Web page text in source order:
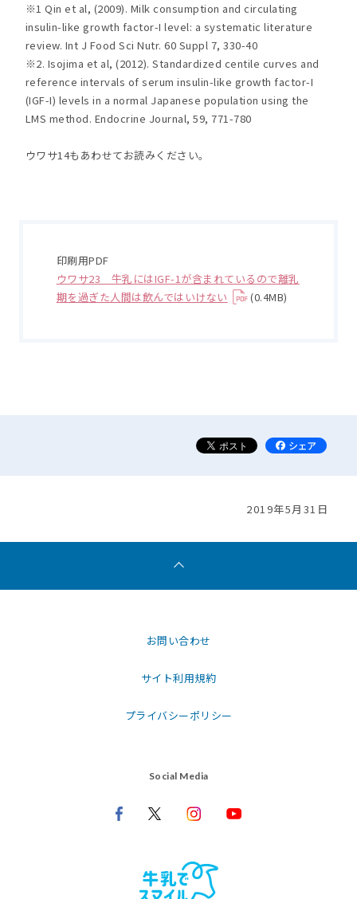
※1 Qin et al, (2009). Milk consumption and circulating
insulin-like growth factor-I level: a systematic literature
review. Int J Food Sci Nutr. 60 Suppl 7, 330-40
※2. Isojima et al, (2012). Standardized centile curves and
reference intervals of serum insulin-like growth factor-I
(IGF-I) levels in a normal Japanese population using the
LMS method. Endocrine Journal, 59, 771-780
ウワサ14もあわせてお読みください。
印刷用PDF
ウワサ23 牛乳にはIGF-1が含まれているので離乳
期を過ぎた人間は飲んではいけない
(0.4MB)
2019年5月31日
お問い合わせ
サイト利用規約
プライバシーポリシー
Social Media